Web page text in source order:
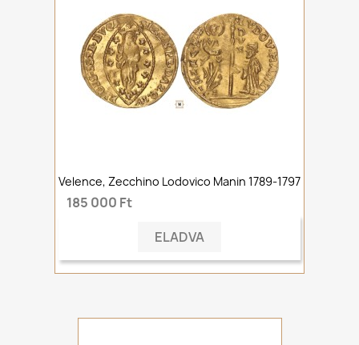
Velence, Zecchino Lodovico Manin 1789-1797
185 000 Ft
ELADVA